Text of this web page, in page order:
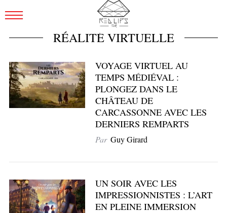
RÉALITÉ VIRTUELLE
VOYAGE VIRTUEL AU
TEMPS MÉDIÉVAL :
PLONGEZ DANS LE
CHÂTEAU DE
CARCASSONNE AVEC LES
DERNIERS REMPARTS
Par Guy Girard
UN SOIR AVEC LES
IMPRESSIONNISTES : L’ART
EN PLEINE IMMERSION